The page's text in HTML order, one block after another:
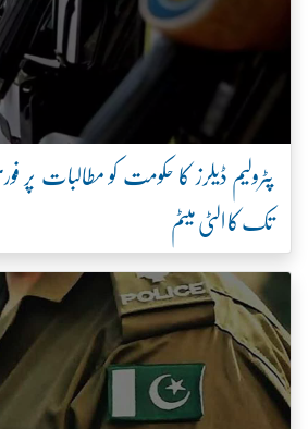
پٹرولیم ڈیلرز کا حکومت کو مطالبات پر
تک کا الٹی میٹم